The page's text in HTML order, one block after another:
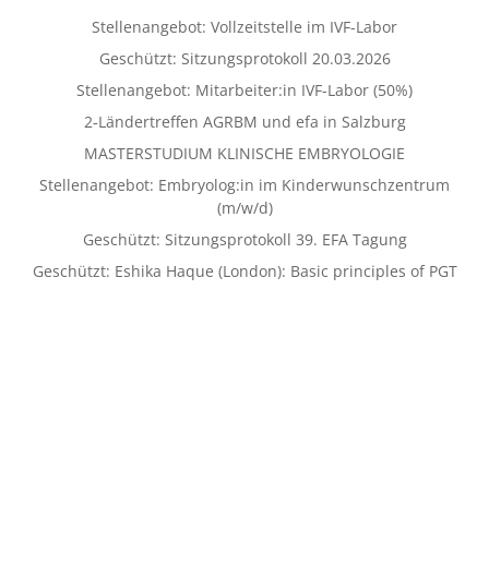
Stellenangebot: Vollzeitstelle im IVF-Labor
Geschützt: Sitzungsprotokoll 20.03.2026
Stellenangebot: Mitarbeiter:in IVF-Labor (50%)
2‑Ländertreffen AGRBM und efa in Salzburg
MASTERSTUDIUM KLINISCHE EMBRYOLOGIE
Stellenangebot: Embryolog:in im Kinderwunschzentrum
(m/w/d)
Geschützt: Sitzungsprotokoll 39. EFA Tagung
Geschützt: Eshika Haque (London): Basic principles of PGT